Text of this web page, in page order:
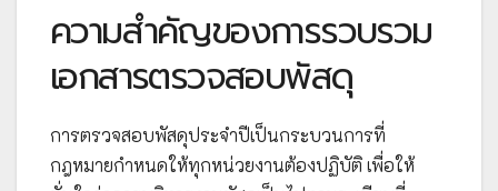
ความสำคัญของการรวบรวม
เอกสารตรวจสอบพัสดุ
การตรวจสอบพัสดุประจำปีเป็นกระบวนการที่
กฎหมายกำหนดให้ทุกหน่วยงานต้องปฏิบัติ เพื่อให้